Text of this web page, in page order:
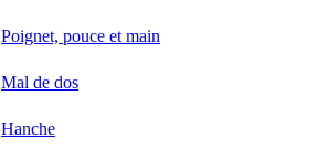
Poignet, pouce et main
Mal de dos
Hanche